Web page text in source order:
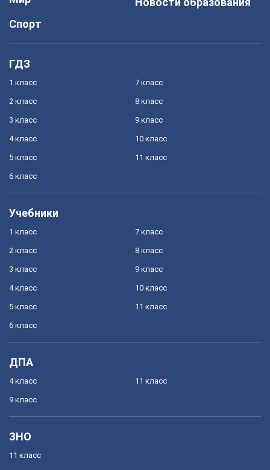
Спорт
ГДЗ
1 класс
2 класс
3 класс
4 класс
5 класс
6 класс
7 класс
8 класс
9 класс
10 класс
11 класс
Учебники
1 класс
2 класс
3 класс
4 класс
5 класс
6 класс
7 класс
8 класс
9 класс
10 класс
11 класс
ДПА
4 класс
9 класс
11 класс
ЗНО
11 класс